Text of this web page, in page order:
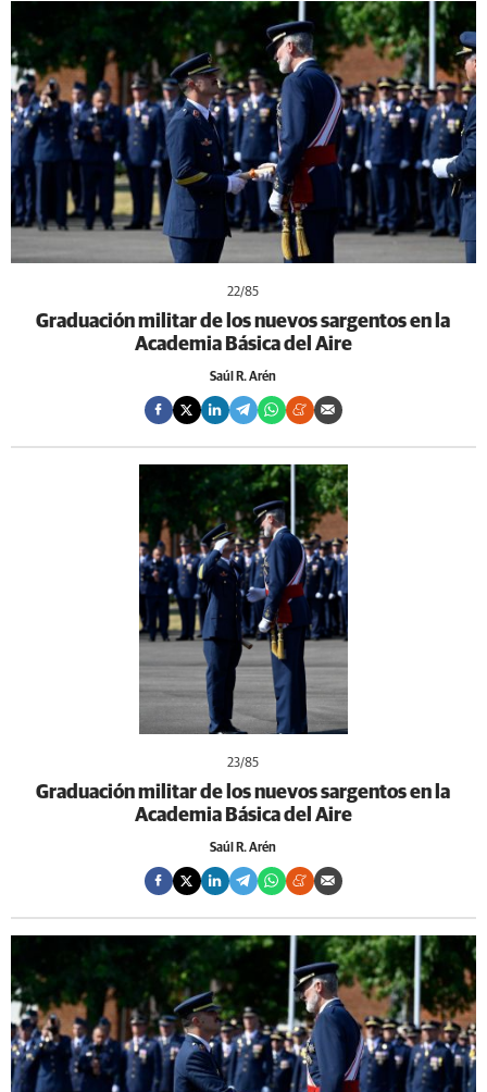
22/85
Graduación militar de los nuevos sargentos en la
Academia Básica del Aire
Saúl R. Arén
23/85
Graduación militar de los nuevos sargentos en la
Academia Básica del Aire
Saúl R. Arén